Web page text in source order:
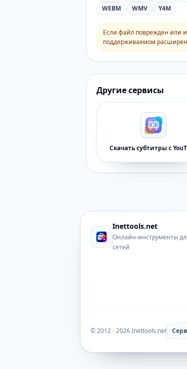
WEBM
WMV Y4M
Если файл поврежден или
поддерживаемом
Другие сервисы
Скачать субтитры с
Inettools.net
Онлайн-инструменты
сетей
© 2012 - 2026 Inettools.net